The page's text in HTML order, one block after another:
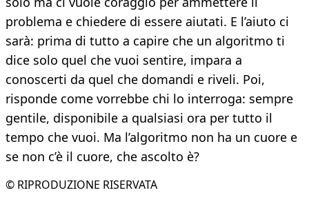
problema e chiedere di essere aiutati. E l’aiuto ci
sarà: prima di tutto a capire che un algoritmo ti
dice solo quel che vuoi sentire, impara a
conoscerti da quel che domandi e riveli. Poi,
risponde come vorrebbe chi lo interroga: sempre
gentile, disponibile a qualsiasi ora per tutto il
tempo che vuoi. Ma l’algoritmo non ha un cuore e
se non c’è il cuore, che ascolto è?
© RIPRODUZIONE RISERVATA